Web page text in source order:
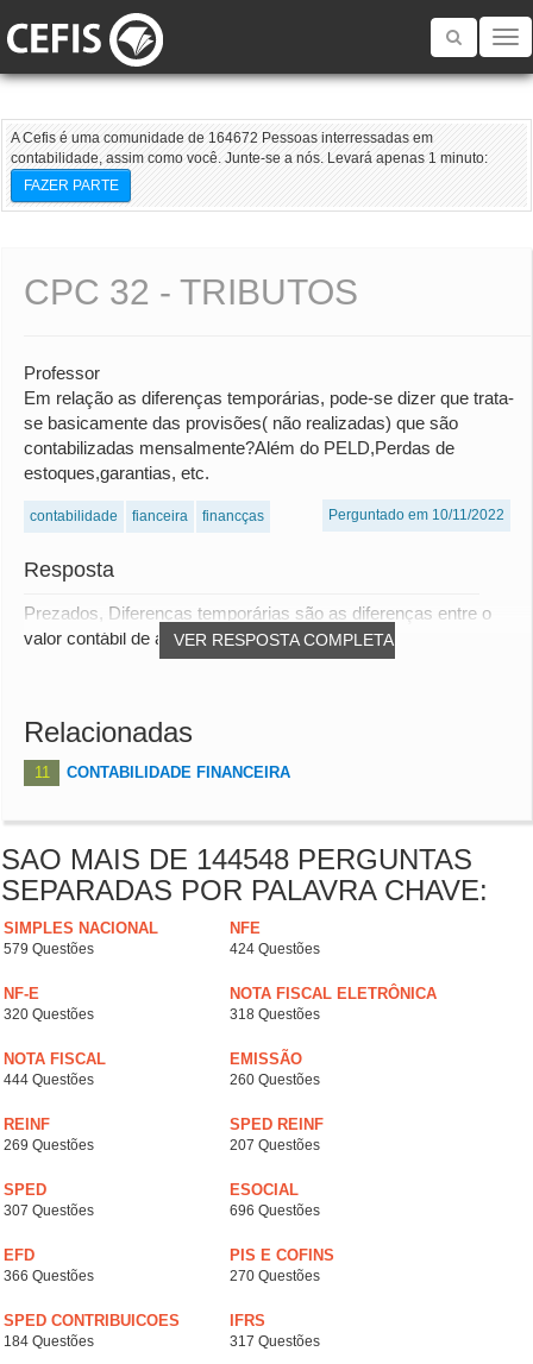
Toggle
A Cefis é uma comunidade de 164672 Pessoas interressadas em
contabilidade, assim como você. Junte-se a nós. Levará apenas 1 minuto:
FAZER PARTE
CPC 32 - TRIBUTOS
Professor
Em relação as diferenças temporárias, pode-se dizer que trata-
se basicamente das provisões( não realizadas) que são
contabilizadas mensalmente?Além do PELD,Perdas de
estoques,garantias, etc.
contabilidade fianceira financças Perguntado em 10/11/2022
Resposta
VER RESPOSTA COMPLETA
Prezados, Diferenças temporárias são as diferenças entre o
valor contábil de ativo ou passivo no b...
Relacionadas
11 CONTABILIDADE FINANCEIRA
SAO MAIS DE 144548 PERGUNTAS
SEPARADAS POR PALAVRA CHAVE:
SIMPLES NACIONAL
579 Questões
NFE
424 Questões
NF-E
320 Questões
NOTA FISCAL ELETRÔNICA
318 Questões
NOTA FISCAL
444 Questões
EMISSÃO
260 Questões
REINF
269 Questões
SPED REINF
207 Questões
SPED
307 Questões
ESOCIAL
696 Questões
EFD
366 Questões
PIS E COFINS
270 Questões
SPED CONTRIBUICOES
184 Questões
IFRS
317 Questões